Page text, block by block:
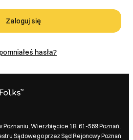
Zaloguj się
hasła?
Poznaniu, Wierzbięcice 1B, 61-569 Poznań,
Sądowego przez Sąd Rejonowy Poznań